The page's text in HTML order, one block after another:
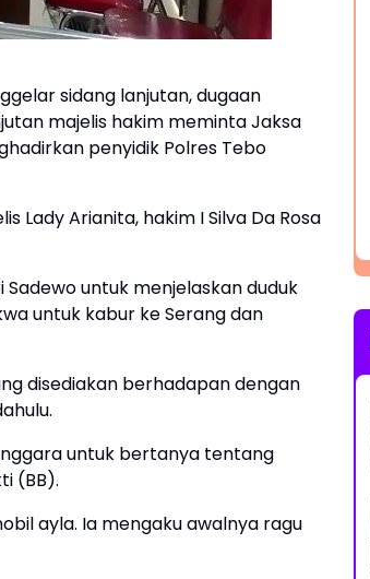
sidang lanjutan, dugaan
majelis hakim meminta Jaksa
penyidik Polres Tebo
Lady Arianita, hakim I Silva Da Rosa
untuk menjelaskan duduk
untuk kabur ke Serang dan
disediakan berhadapan dengan
untuk bertanya tentang
(BB).
ayla. Ia mengaku awalnya ragu